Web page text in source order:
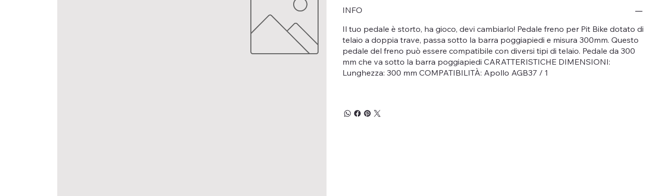
INFO
Il tuo pedale è storto, ha gioco, devi cambiarlo! Pedale freno per Pit Bike dotato di
telaio a doppia trave, passa sotto la barra poggiapiedi e misura 300mm. Questo
pedale del freno può essere compatibile con diversi tipi di telaio. Pedale da 300
mm che va sotto la barra poggiapiedi CARATTERISTICHE DIMENSIONI:
Lunghezza: 300 mm COMPATIBILITÀ: Apollo AGB37 / 1